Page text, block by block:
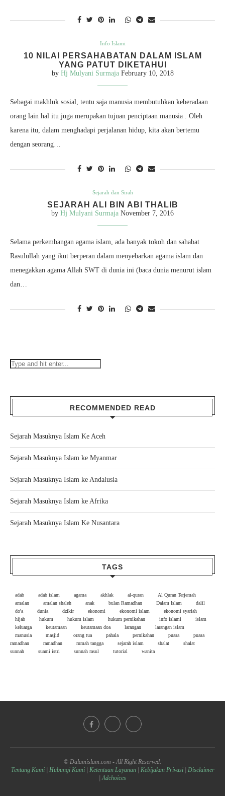
Info Islami
10 NILAI PERSAHABATAN DALAM ISLAM
YANG PATUT DIKETAHUI
by Hj Mulyani Surmaja February 10, 2018
Sebagai makhluk sosial, tentu saja manusia membutuhkan keberadaan
orang lain hal itu juga merupakan tujuan penciptaan manusia . Oleh
karena itu, dalam menghadapi perjalanan hidup, kita akan bertemu
dengan seorang…
Sejarah dan Sirah
SEJARAH ALI BIN ABI THALIB
by Hj Mulyani Surmaja November 7, 2016
Selama perkembangan agama islam, ada banyak tokoh dan sahabat
Rasulullah yang ikut berperan dalam menyebarkan agama islam dan
menegakkan agama Allah SWT di dunia ini (baca dunia menurut islam
dan…
RECOMMENDED READ
Sejarah Masuknya Islam Ke Aceh
Sejarah Masuknya Islam ke Myanmar
Sejarah Masuknya Islam ke Andalusia
Sejarah Masuknya Islam ke Afrika
Sejarah Masuknya Islam Ke Nusantara
TAGS
adab adab islam agama akhlak al-quran
Al Quran Terjemah
amalan
amalan shaleh anak bulan Ramadhan Dalam Islam
dalil
do'a
dunia dzikir ekonomi ekonomi islam
ekonomi syariah
hijab
hukum hukum islam hukum pernikahan info islami
islam
keluarga
keutamaan keutamaan doa larangan
larangan islam
manusia
masjid orang tua pahala pernikahan puasa
puasa
ramadhan
ramadhan rumah tangga sejarah islam shalat
shalat
sunnah
suami istri sunnah rasul tutorial wanita
© Dalamislam.com - All Right Reserved.
Tentang Kami
Hubungi Kami| Ketentuan Layanan| Kebijakan Privasi| Disclaimer
|Adchoices